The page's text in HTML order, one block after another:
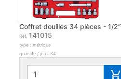
Coffret douilles 34 pièces - 1/2”
Réf. 141015
type : métrique
quantite / jeu : 34